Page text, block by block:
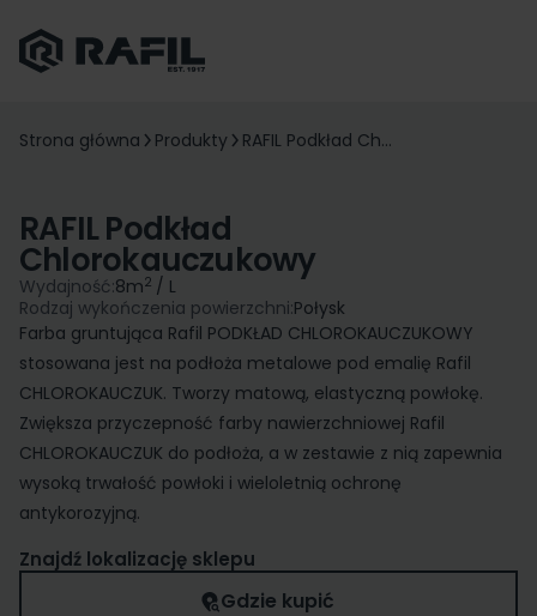
Strona główna Produkty RAFIL Podkład Ch...
RAFIL Podkład
Chlorokauczukowy
Wydajność:8m2 / L
Rodzaj wykończenia powierzchni:Połysk
Farba gruntująca Rafil PODKŁAD CHLOROKAUCZUKOWY
stosowana jest na podłoża metalowe pod emalię Rafil
CHLOROKAUCZUK. Tworzy matową, elastyczną powłokę.
Zwiększa przyczepność farby nawierzchniowej Rafil
CHLOROKAUCZUK do podłoża, a w zestawie z nią zapewnia
wysoką trwałość powłoki i wieloletnią ochronę
antykorozyjną.
Znajdź lokalizację sklepu
Gdzie kupić